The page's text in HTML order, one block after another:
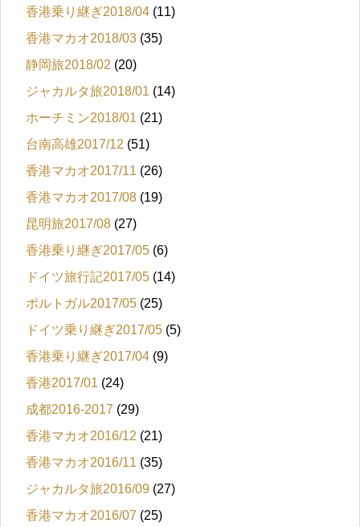
香港乗り継ぎ2018/04 (11)
香港マカオ2018/03 (35)
静岡旅2018/02 (20)
ジャカルタ旅2018/01 (14)
ホーチミン2018/01 (21)
台南高雄2017/12 (51)
香港マカオ2017/11 (26)
香港マカオ2017/08 (19)
昆明旅2017/08 (27)
香港乗り継ぎ2017/05 (6)
ドイツ旅行記2017/05 (14)
ポルトガル2017/05 (25)
ドイツ乗り継ぎ2017/05 (5)
香港乗り継ぎ2017/04 (9)
香港2017/01 (24)
成都2016-2017 (29)
香港マカオ2016/12 (21)
香港マカオ2016/11 (35)
ジャカルタ旅2016/09 (27)
香港マカオ2016/07 (25)